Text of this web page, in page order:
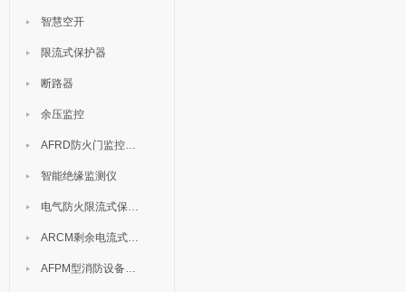
智慧空开
限流式保护器
断路器
余压监控
AFRD防火门监控模块
智能绝缘监测仪
电气防火限流式保护器
ARCM剩余电流式电气火灾监控装置
AFPM型消防设备电源监控系统